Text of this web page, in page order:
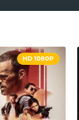
HD 1080P